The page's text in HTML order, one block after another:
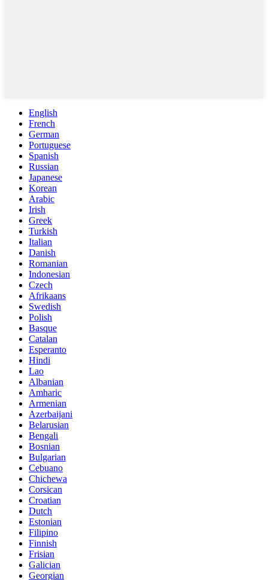
English
French
German
Portuguese
Spanish
Russian
Japanese
Korean
Arabic
Irish
Greek
Turkish
Italian
Danish
Romanian
Indonesian
Czech
Afrikaans
Swedish
Polish
Basque
Catalan
Esperanto
Hindi
Lao
Albanian
Amharic
Armenian
Azerbaijani
Belarusian
Bengali
Bosnian
Bulgarian
Cebuano
Chichewa
Corsican
Croatian
Dutch
Estonian
Filipino
Finnish
Frisian
Galician
Georgian